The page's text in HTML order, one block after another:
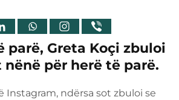
parë, Greta Koçi zbuloi
nënë për herë të parë.
Instagram, ndërsa sot zbuloi se